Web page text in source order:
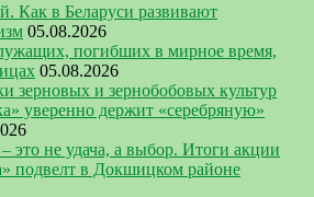
Как в Беларуси развивают
05.08.2026
погибших в мирное время,
05.08.2026
зерновых и зернобобовых культур
уверенно держит «серебряную»
это не удача, а выбор. Итоги акции
подвелт в Докшицком районе